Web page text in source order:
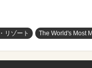
リゾート The World's Most